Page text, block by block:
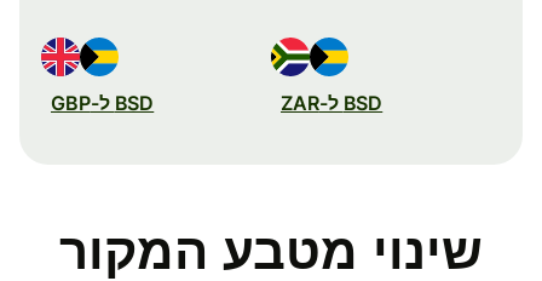
BSD ל-ZAR BSD ל-GBP
שינוי מטבע המקור